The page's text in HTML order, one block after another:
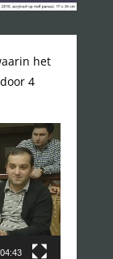
het
4
04:43